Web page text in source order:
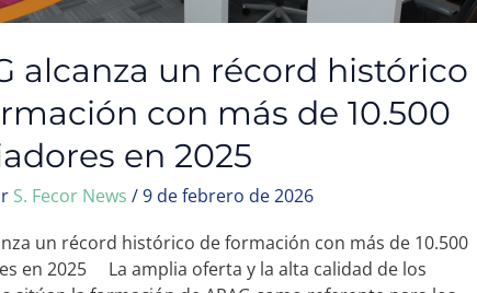
alcanza un récord histórico
con más de 10.500
en 2025
S. Fecor News /9 de febrero de 2026
un récord histórico de formación con más de 10.500
en 2025 La amplia oferta y la alta calidad de los